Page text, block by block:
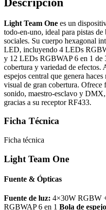
Light Team One es un
todo-en-uno, ideal para pistas
sociales. Su cuerpo hexagonal
LED, incluyendo 4 LEDs
y 12 LEDs RGBWAP 6 en 1 de
cobertura y variedad de efectos.
espejos central que genera
visual de gran cobertura.
sonido, maestro-esclavo y
gracias a su receptor RF433.
Ficha Técnica
Ficha técnica
Light Team One
Fuente & Ópticas
Fuente de luz: 4×30W RGBW
RGBWAP 6 en 1 Bola de